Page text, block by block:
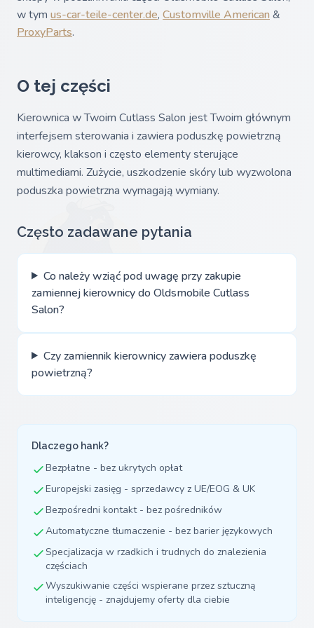
w tym us-car-teile-center.de, Customville American &
ProxyParts.
O tej części
Kierownica w Twoim Cutlass Salon jest Twoim głównym
interfejsem sterowania i zawiera poduszkę powietrzną
kierowcy, klakson i często elementy sterujące
multimediami. Zużycie, uszkodzenie skóry lub wyzwolona
poduszka powietrzna wymagają wymiany.
Często zadawane pytania
Co należy wziąć pod uwagę przy zakupie
zamiennej kierownicy do Oldsmobile Cutlass
Salon?
Czy zamiennik kierownicy zawiera poduszkę
powietrzną?
Dlaczego hank?
Bezpłatne - bez ukrytych opłat
Europejski zasięg - sprzedawcy z UE/EOG & UK
Bezpośredni kontakt - bez pośredników
Automatyczne tłumaczenie - bez barier językowych
Specjalizacja w rzadkich i trudnych do znalezienia
częściach
Wyszukiwanie części wspierane przez sztuczną
inteligencję - znajdujemy oferty dla ciebie